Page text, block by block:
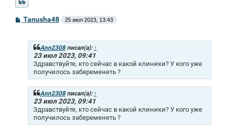
СTanusha48 25 июл 2023, 13:43
Ann2308писал(а): ↑
23 июл 2023, 09:41
Здравствуйте, кто сейчас в какой клиники? У кого уже
получилось забеременеть ?
Ann2308писал(а): ↑
23 июл 2023, 09:41
Здравствуйте, кто сейчас в какой клиники? У кого уже
получилось забеременеть ?